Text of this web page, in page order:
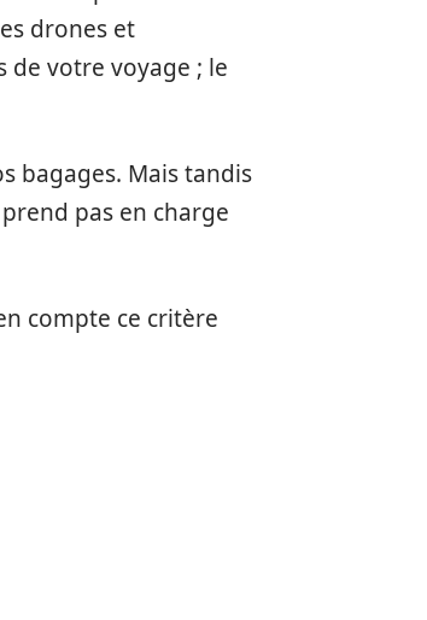
drones et
de votre voyage ; le
bagages. Mais tandis
pas en charge
compte ce critère